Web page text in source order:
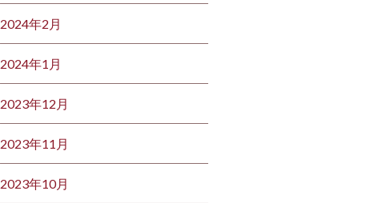
2024年2月
2024年1月
2023年12月
2023年11月
2023年10月